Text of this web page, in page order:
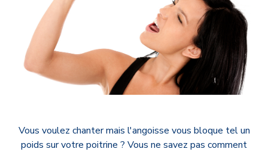
Vous voulez chanter mais l'angoisse vous bloque tel un
poids sur votre poitrine ? Vous ne savez pas comment